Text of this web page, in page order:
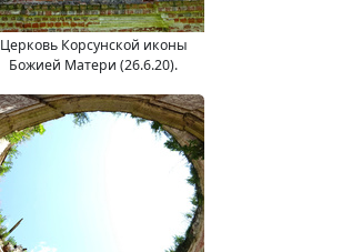
Церковь Корсунской иконы
Божией Матери (26.6.20).